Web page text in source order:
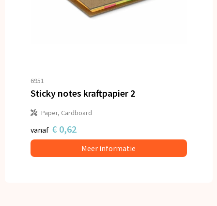
6951
Sticky notes kraftpapier 2
Paper, Cardboard
vanaf € 0,62
Meer informatie